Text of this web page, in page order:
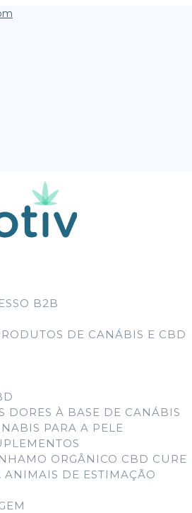
B2B
DE CANÁBIS E CBD
DORES À BASE DE CANÁBIS
PARA A PELE
ORGÂNICO CBD CURE
ANIMAIS DE ESTIMAÇÃO